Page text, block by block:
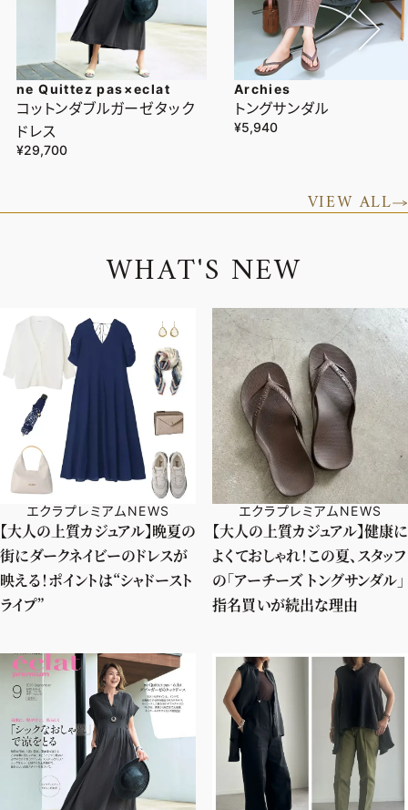
ne Quittez pas×eclat
コットンダブルガーゼタック
ドレス
¥29,700
Archies
トングサンダル
¥5,940
VIEW ALL
WHAT'S NEW
エクラプレミアムNEWS
【大人の上質カジュアル】晩夏の
街にダークネイビーのドレスが
映える！ポイントは“シャドースト
ライプ”
エクラプレミアムNEWS
【大人の上質カジュアル】健康に
よくておしゃれ！この夏、スタッフ
の「アーチーズ トングサンダル」
指名買いが続出な理由